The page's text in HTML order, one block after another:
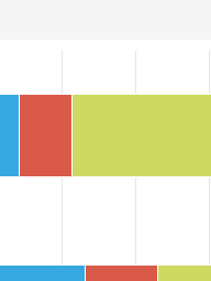
économique : 2025